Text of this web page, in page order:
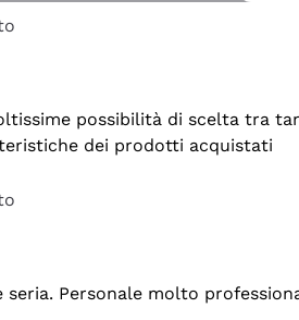
possibilità di scelta tra
dei prodotti acquistati
seria. Personale molto